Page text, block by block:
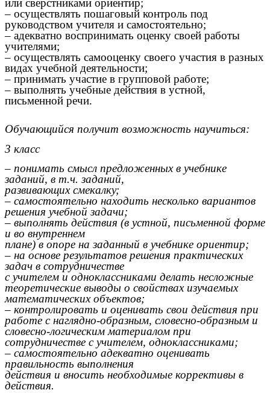
или сверстниками ориентир;
– осуществлять пошаговый контроль под
руководством учителя и самостоятельно;
– адекватно воспринимать оценку своей работы
учителями;
– осуществлять самооценку своего участия в разных
видах учебной деятельности;
– принимать участие в групповой работе;
– выполнять учебные действия в устной,
письменной речи.
Обучающийся получит возможность научиться:
3 класс
– понимать смысл предложенных в учебнике
заданий, в т.ч. заданий,
развивающих смекалку;
– самостоятельно находить несколько вариантов
решения учебной задачи;
– выполнять действия (в устной, письменной форме
и во внутреннем
плане) в опоре на заданный в учебнике ориентир;
– на основе результатов решения практических
задач в сотрудничестве
с учителем и одноклассниками делать несложные
теоретические выводы о свойствах изучаемых
математических объектов;
– контролировать и оценивать свои действия при
работе с наглядно-образным, словесно-образным и
словесно-логическим материалом при
сотрудничестве с учителем, одноклассниками;
– самостоятельно адекватно оценивать
правильность выполнения
действия и вносить необходимые коррективы в
действия.